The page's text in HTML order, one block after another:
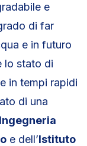
e
di far
e in futuro
lo stato di
in tempi rapidi
di una
e dell’Istituto